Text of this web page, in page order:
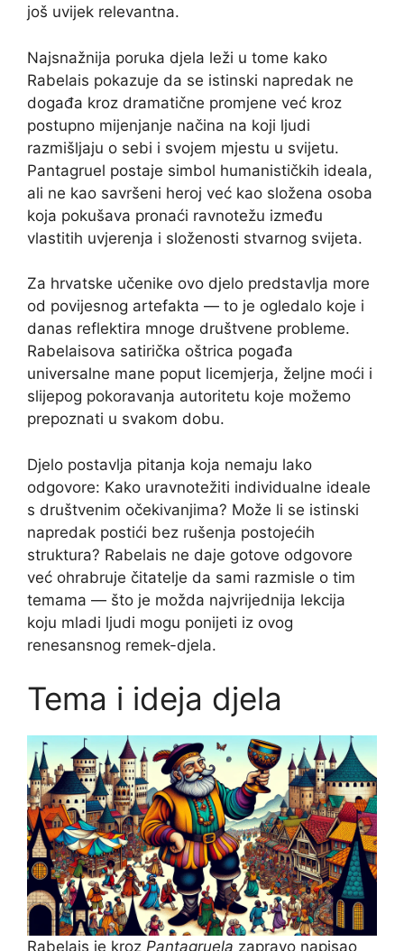
još uvijek relevantna.
Najsnažnija poruka djela leži u tome kako
Rabelais pokazuje da se istinski napredak ne
događa kroz dramatične promjene već kroz
postupno mijenjanje načina na koji ljudi
razmišljaju o sebi i svojem mjestu u svijetu.
Pantagruel postaje simbol humanističkih ideala,
ali ne kao savršeni heroj već kao složena osoba
koja pokušava pronaći ravnotežu između
vlastitih uvjerenja i složenosti stvarnog svijeta.
Za hrvatske učenike ovo djelo predstavlja more
od povijesnog artefakta — to je ogledalo koje i
danas reflektira mnoge društvene probleme.
Rabelaisova satirička oštrica pogađa
universalne mane poput licemjerja, željne moći i
slijepog pokoravanja autoritetu koje možemo
prepoznati u svakom dobu.
Djelo postavlja pitanja koja nemaju lako
odgovore: Kako uravnotežiti individualne ideale
s društvenim očekivanjima? Može li se istinski
napredak postići bez rušenja postojećih
struktura? Rabelais ne daje gotove odgovore
već ohrabruje čitatelje da sami razmisle o tim
temama — što je možda najvrijednija lekcija
koju mladi ljudi mogu ponijeti iz ovog
renesansnog remek-djela.
Tema i ideja djela
Rabelais je kroz Pantagruela zapravo napisao